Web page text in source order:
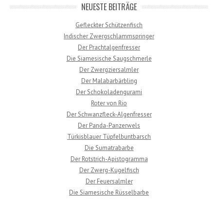
NEUESTE BEITRÄGE
Gefleckter Schützenfisch
Indischer Zwergschlammspringer
Der Prachtalgenfresser
Die Siamesische Saugschmerle
Der Zwergziersalmler
Der Malabarbärbling
Der Schokoladengurami
Roter von Rio
Der Schwanzfleck-Algenfresser
Der Panda-Panzerwels
Türkisblauer Tüpfelbuntbarsch
Die Sumatrabarbe
Der Rotstrich-Apistogramma
Der Zwerg-Kugelfisch
Der Feuersalmler
Die Siamesische Rüsselbarbe